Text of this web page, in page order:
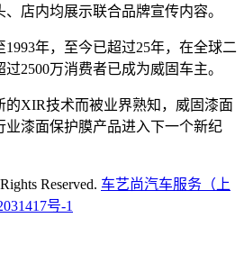
店内均展示联合品牌宣传内容。
年，至今已超过25年，在全球二
2500万消费者已成为威固车主。
的XIR技术而被业界熟知，威固漆面
业漆面保护膜产品进入下一个新纪
Reserved. 车艺尚汽车服务（上
号-1